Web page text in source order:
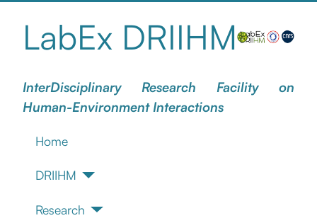
LabEx DRIIHM
InterDisciplinary Research Facility on
Human-Environment Interactions
Home
DRIIHM
Research